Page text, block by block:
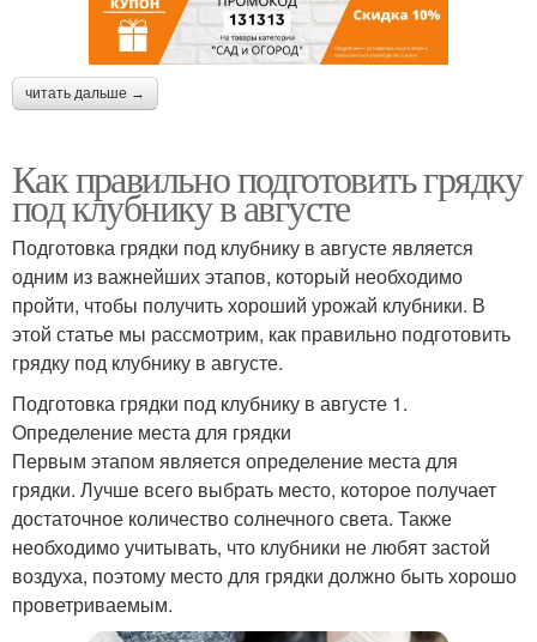
читать дальше →
Как правильно подготовить грядку
под клубнику в августе
Подготовка грядки под клубнику в августе является
одним из важнейших этапов, который необходимо
пройти, чтобы получить хороший урожай клубники. В
этой статье мы рассмотрим, как правильно подготовить
грядку под клубнику в августе.
Подготовка грядки под клубнику в августе 1.
Определение места для грядки
Первым этапом является определение места для
грядки. Лучше всего выбрать место, которое получает
достаточное количество солнечного света. Также
необходимо учитывать, что клубники не любят застой
воздуха, поэтому место для грядки должно быть хорошо
проветриваемым.